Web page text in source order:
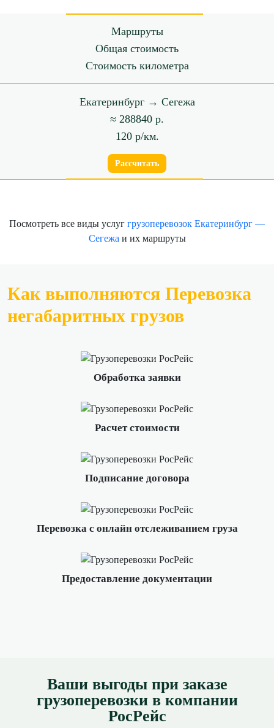
Маршруты
Общая стоимость
Стоимость километра
Екатеринбург → Сегежа
≈ 288840 р.
120 р/км.
Рассчитать
Посмотреть все виды услуг грузоперевозок Екатеринбург —
Сегежа и их маршруты
Как выполняются Перевозка
негабаритных грузов
Обработка заявки
Расчет стоимости
Подписание договора
Перевозка с онлайн отслеживанием груза
Предоставление документации
Ваши выгоды при заказе
грузоперевозки в компании
РосРейс